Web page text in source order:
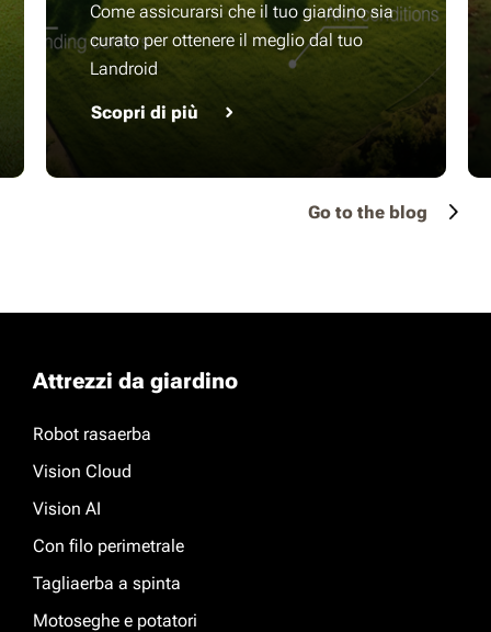
Come assicurarsi che il tuo giardino sia
curato per ottenere il meglio dal tuo
Landroid
Scopri di più
Go to the blog
Attrezzi da giardino
Robot rasaerba
Vision Cloud
Vision AI
Con filo perimetrale
Tagliaerba a spinta
Motoseghe e potatori